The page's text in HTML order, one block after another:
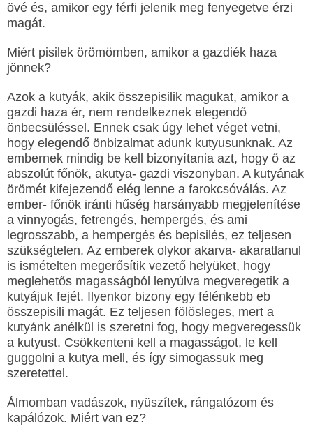
övé és, amikor egy férfi jelenik meg fenyegetve érzi
magát.
Miért pisilek örömömben, amikor a gazdiék haza
jönnek?
Azok a kutyák, akik összepisilik magukat, amikor a
gazdi haza ér, nem rendelkeznek elegendő
önbecsüléssel. Ennek csak úgy lehet véget vetni,
hogy elegendő önbizalmat adunk kutyusunknak. Az
embernek mindig be kell bizonyítania azt, hogy ő az
abszolút főnök, akutya- gazdi viszonyban. A kutyának
örömét kifejezendő elég lenne a farokcsóválás. Az
ember- főnök iránti hűség harsányabb megjelenítése
a vinnyogás, fetrengés, hempergés, és ami
legrosszabb, a hempergés és bepisilés, ez teljesen
szükségtelen. Az emberek olykor akarva- akaratlanul
is ismételten megerősítik vezető helyüket, hogy
meglehetős magasságból lenyúlva megveregetik a
kutyájuk fejét. Ilyenkor bizony egy félénkebb eb
összepisili magát. Ez teljesen fölösleges, mert a
kutyánk anélkül is szeretni fog, hogy megveregessük
a kutyust. Csökkenteni kell a magasságot, le kell
guggolni a kutya mell, és így simogassuk meg
szeretettel.
Álmomban vadászok, nyüszítek, rángatózom és
kapálózok. Miért van ez?